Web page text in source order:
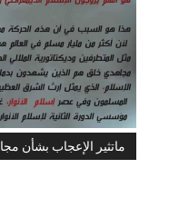
ماتثير الإعجاب بشأن